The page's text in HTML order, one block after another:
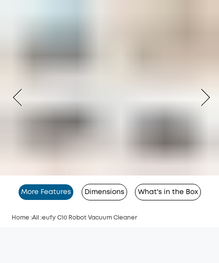
More Features Dimensions What's in the Box
Home All eufy C10 Robot Vacuum Cleaner